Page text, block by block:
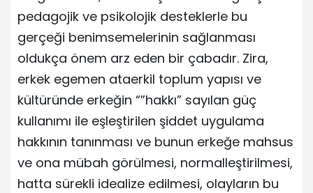
pedagojik ve psikolojik desteklerle bu
gerçeği benimsemelerinin sağlanması
oldukça önem arz eden bir çabadır. Zira,
erkek egemen ataerkil toplum yapısı ve
kültüründe erkeğin “”hakkı” sayılan güç
kullanımı ile eşleştirilen şiddet uygulama
hakkının tanınması ve bunun erkeğe mahsus
ve ona mübah görülmesi, normalleştirilmesi,
hatta sürekli idealize edilmesi, olayların bu